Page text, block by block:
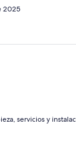
2025
servicios y